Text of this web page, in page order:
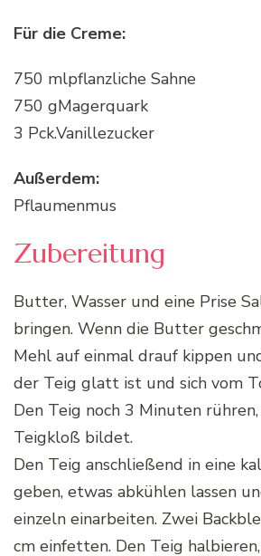
Für die Creme:
750 mlpflanzliche Sahne
750 gMagerquark
3 Pck.Vanillezucker
Außerdem:
Pflaumenmus
Zubereitung
Butter, Wasser und eine Prise
bringen. Wenn die Butter
Mehl auf einmal drauf kippen
der Teig glatt ist und sich vom
Den Teig noch 3 Minuten rühren,
Teigkloß bildet.
Den Teig anschließend in eine
geben, etwas abkühlen lassen
einzeln einarbeiten. Zwei
cm einfetten. Den Teig